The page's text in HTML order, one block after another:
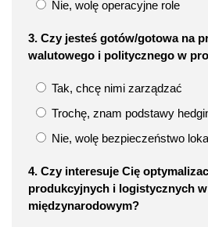
Nie, wolę operacyjne role
3. Czy jesteś gotów/gotowa na
walutowego i politycznego w
Tak, chcę nimi zarządzać
Trochę, znam podstawy
Nie, wolę bezpieczeństwo
4. Czy interesuje Cię
produkcyjnych i logistycznych
międzynarodowym?